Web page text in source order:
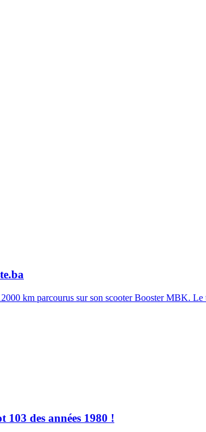
km parcourus sur son scooter Booster MBK. Le
103 des années 1980 !